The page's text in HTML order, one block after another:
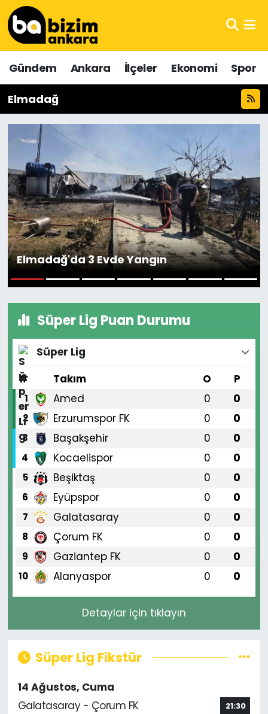
Gündem Ankara İlçeler Ekonomi Spor
Elmadağ
Elmadağ'da 3 Evde Yangın
1
Süper Lig Puan Durumu
Süper Lig
#
Takım O P
1 Amed 0 0
2 Erzurumspor FK 0 0
3 Başakşehir 0 0
4 Kocaelispor 0 0
5 Beşiktaş 0 0
6 Eyüpspor 0 0
7 Galatasaray 0 0
8 Çorum FK 0 0
9 Gaziantep FK 0 0
10 Alanyaspor 0 0
Detaylar için tıklayın
Süper Lig Fikstür
14 Ağustos, Cuma
Galatasaray - Çorum FK
21:30
Hava Durumu
Trafik Durumu
Süper Lig Puan Durumu ve Fikstür
Tüm Manşetler
Son Dakika Haberleri
Haber Arşivi